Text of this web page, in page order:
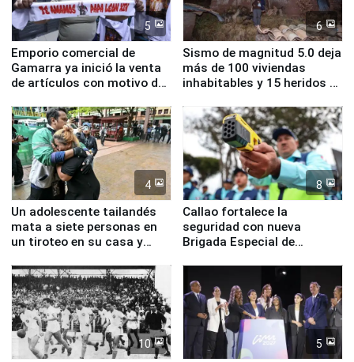
5
Emporio comercial de
Gamarra ya inició la venta
de artículos con motivo de
6
Sismo de magnitud 5.0 deja
más de 100 viviendas
inhabitables y 15 heridos en
4
Un adolescente tailandés
mata a siete personas en
un tiroteo en su casa y
8
Callao fortalece la
seguridad con nueva
Brigada Especial de
equipamiento para
Serenazgo
10 5